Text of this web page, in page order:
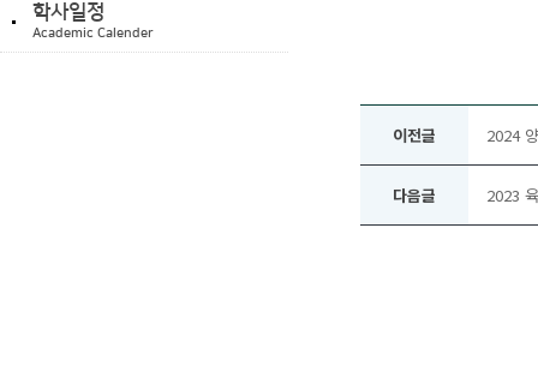
학사일정
Academic Calender
이전글 2024
다음글 2023